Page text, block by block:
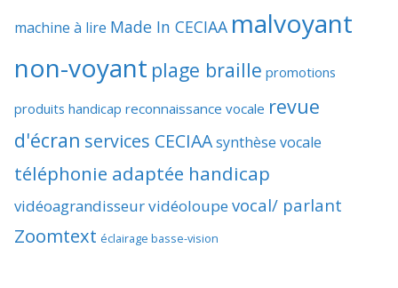
machine à lire Made In CECIAA malvoyant
non-voyant plage braille promotions
produits handicap reconnaissance vocale revue
d'écran services CECIAAsynthèse vocale
téléphonie adaptée handicap
vidéoagrandisseurvidéoloupevocal/ parlant
Zoomtext éclairage basse-vision